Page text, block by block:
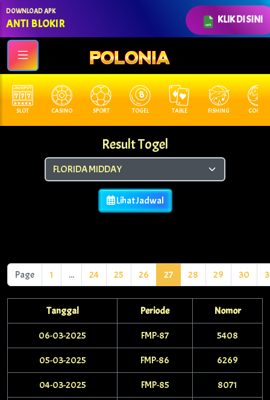
KLIK DI SINI
DOWNLOAD APK
ANTI BLOKIR
SLOT CASINO SPORT TOGEL TABLE FISHING COCK F.
Result Togel
Lihat Jadwal
Page 1 ... 24 25 26 27 28 29 30
Tanggal Periode Nomor
06-03-2025 FMP-87 5408
05-03-2025 FMP-86 6269
04-03-2025 FMP-85 8071